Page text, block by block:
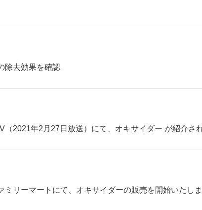
除去効果を確認
（2021年2月27日放送）にて、オキサイダー が紹介さ
ミリーマートにて、オキサイダーの販売を開始いたし